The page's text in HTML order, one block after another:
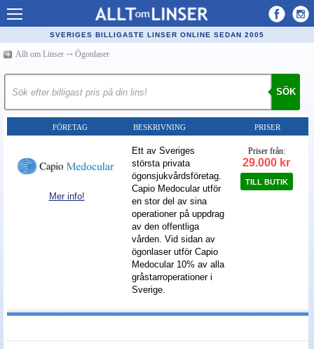
Allt om Linser
Billiga kontaktlinser
Köpa linser på nätet
Populära linser
Kontaktlinstyper
Linstillbehör
Nyheter - linser
SVERIGES BILLIGASTE LINSER ONLINE SEDAN 2005
Allt om Linser ⤏ Ögonlaser
SÖK
FÖRETAG BESKRIVNING PRISER
Mer info!
Ett av Sveriges
största privata
ögonsjukvårdsföretag.
Capio Medocular utför
en stor del av sina
operationer på uppdrag
av den offentliga
vården. Vid sidan av
ögonlaser utför Capio
Medocular 10% av alla
gråstarroperationer i
Sverige.
Priser från:
29.000 kr
TILL BUTIK